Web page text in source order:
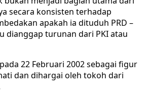
secara konsisten terhadap
apakah ia dituduh PRD –
dianggap turunan dari PKI atau
22 Februari 2002 sebagai figur
dan dihargai oleh tokoh dari